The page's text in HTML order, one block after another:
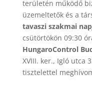
területén működő
üzemeltetők és a
tavaszi szakmai
csütörtökön 09:30
HungaroControl
XVIII. ker., Igló utca
tisztelettel